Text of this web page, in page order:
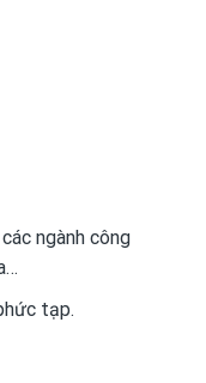
ngành công
tạp.